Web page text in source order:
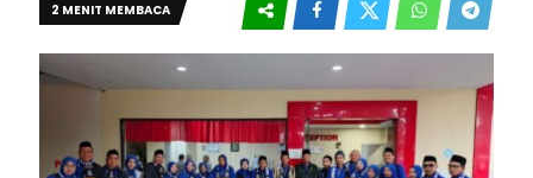
2 MENIT MEMBACA